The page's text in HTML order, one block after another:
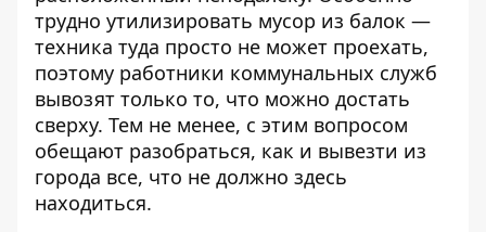
трудно утилизировать мусор из балок —
техника туда просто не может проехать,
поэтому работники коммунальных служб
вывозят только то, что можно достать
сверху. Тем не менее, с этим вопросом
обещают разобраться, как и вывезти из
города все, что не должно здесь
находиться.